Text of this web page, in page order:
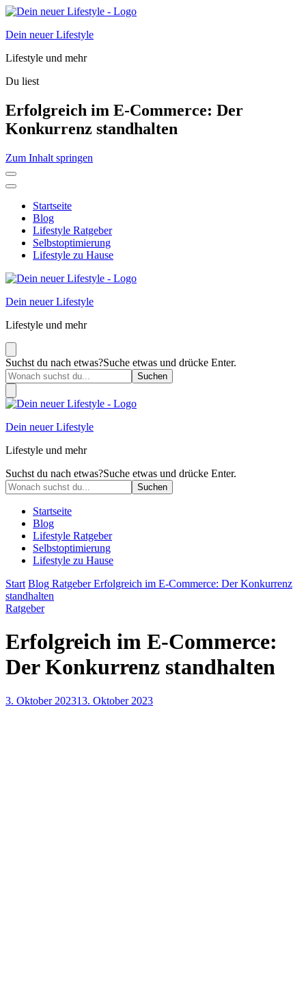
Dein neuer Lifestyle
Lifestyle und mehr
Du liest
Erfolgreich im E-Commerce: Der
Konkurrenz standhalten
Zum Inhalt springen
Startseite
Blog
Lifestyle Ratgeber
Selbstoptimierung
Lifestyle zu Hause
Dein neuer Lifestyle
Lifestyle und mehr
Suchst du nach etwas?Suche etwas und drücke Enter.
Dein neuer Lifestyle
Lifestyle und mehr
Suchst du nach etwas?Suche etwas und drücke Enter.
Startseite
Blog
Lifestyle Ratgeber
Selbstoptimierung
Lifestyle zu Hause
Start Blog RatgeberErfolgreich im E-Commerce: Der Konkurrenz
standhalten
Ratgeber
Erfolgreich im E-Commerce:
Der Konkurrenz standhalten
3. Oktober 202313. Oktober 2023